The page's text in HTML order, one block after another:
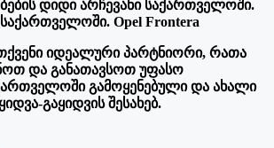
დიდი არჩევანი საქართველოში.
Opel Frontera
თქვენი იდეალური პარტნიორი, რათა
და განათავსოთ უფასო
გამოყენებული და ახალი
გაყიდვის შესახებ.